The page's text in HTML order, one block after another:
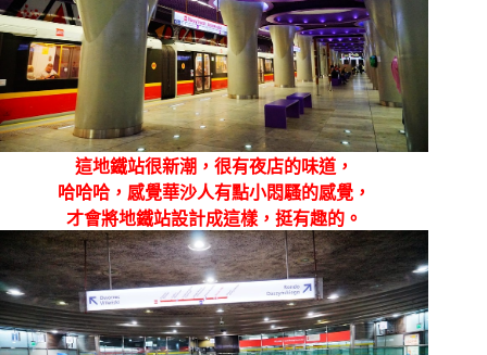
這地鐵站很新潮，很有夜店的味道，
哈哈哈，感覺華沙人有點小悶騷的感覺，
才會將地鐵站設計成這樣，挺有趣的。